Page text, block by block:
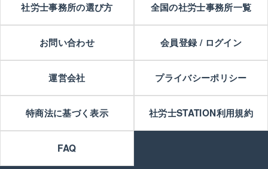
社労士事務所の選び方 全国の社労士事務所一覧
お問い合わせ 会員登録 / ログイン
運営会社 プライバシーポリシー
特商法に基づく表示 社労士STATION利用規約
FAQ